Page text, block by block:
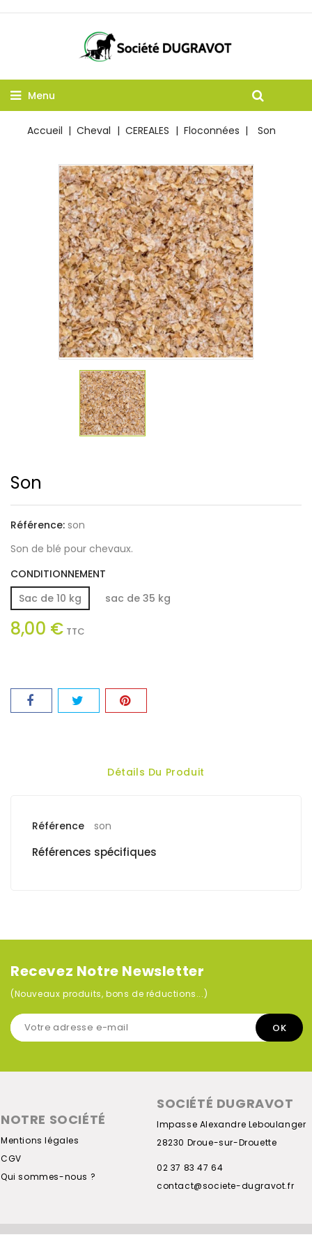
Menu
Accueil Cheval CEREALES Floconnées Son
Son
Référence: son
Son de blé pour chevaux.
CONDITIONNEMENT
Sac de 10 kg
sac de 35 kg
8,00 € TTC
Détails Du Produit
Référence son
Références spécifiques
Recevez Notre Newsletter
(Nouveaux produits, bons de réductions...)
NOTRE SOCIÉTÉ
Mentions légales
CGV
Qui sommes-nous ?
SOCIÉTÉ DUGRAVOT
Impasse Alexandre Leboulanger
28230 Droue-sur-Drouette
02 37 83 47 64
contact@societe-dugravot.fr